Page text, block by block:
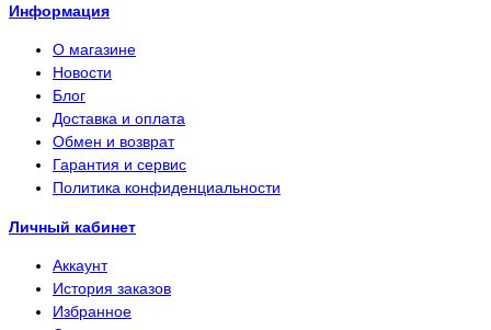
Информация
О магазине
Новости
Блог
Доставка и оплата
Обмен и возврат
Гарантия и сервис
Политика конфиденциальности
Личный кабинет
Аккаунт
История заказов
Избранное